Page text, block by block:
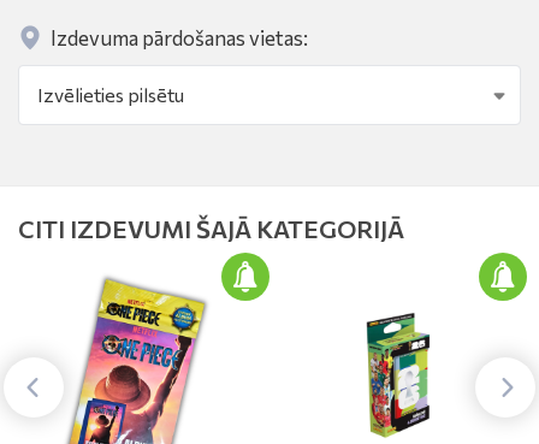
Izdevuma pārdošanas vietas:
CITI IZDEVUMI ŠAJĀ KATEGORIJĀ